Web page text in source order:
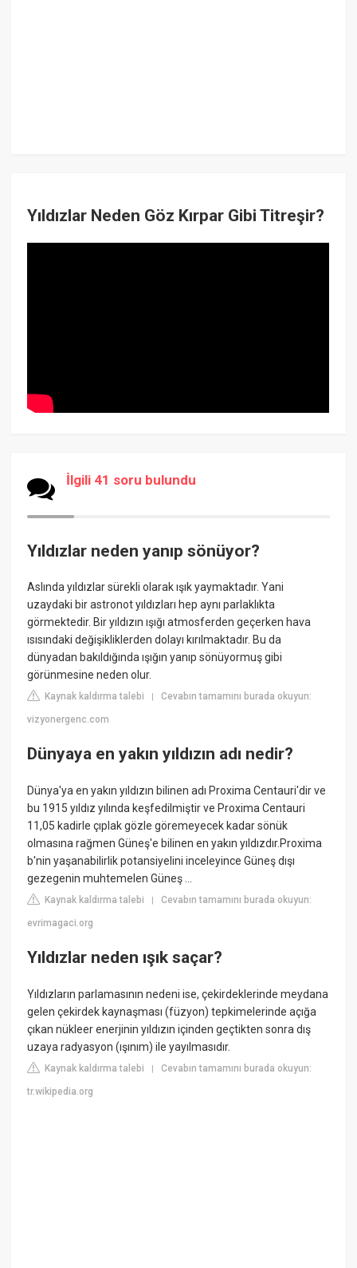
Yıldızlar Neden Göz Kırpar Gibi Titreşir?
İlgili 41 soru bulundu
Yıldızlar neden yanıp sönüyor?
Aslında yıldızlar sürekli olarak ışık yaymaktadır. Yani
uzaydaki bir astronot yıldızları hep aynı parlaklıkta
görmektedir. Bir yıldızın ışığı atmosferden geçerken hava
ısısındaki değişikliklerden dolayı kırılmaktadır. Bu da
dünyadan bakıldığında ışığın yanıp sönüyormuş gibi
görünmesine neden olur.
Kaynak kaldırma talebi |Cevabın tamamını burada okuyun:
vizyonergenc.com
Dünyaya en yakın yıldızın adı nedir?
Dünya'ya en yakın yıldızın bilinen adı Proxima Centauri'dir ve
bu 1915 yıldız yılında keşfedilmiştir ve Proxima Centauri
11,05 kadirle çıplak gözle göremeyecek kadar sönük
olmasına rağmen Güneş'e bilinen en yakın yıldızdır.Proxima
b'nin yaşanabilirlik potansiyelini inceleyince Güneş dışı
gezegenin muhtemelen Güneş ...
Kaynak kaldırma talebi |Cevabın tamamını burada okuyun:
evrimagaci.org
Yıldızlar neden ışık saçar?
Yıldızların parlamasının nedeni ise, çekirdeklerinde meydana
gelen çekirdek kaynaşması (füzyon) tepkimelerinde açığa
çıkan nükleer enerjinin yıldızın içinden geçtikten sonra dış
uzaya radyasyon (ışınım) ile yayılmasıdır.
Kaynak kaldırma talebi |Cevabın tamamını burada okuyun:
tr.wikipedia.org